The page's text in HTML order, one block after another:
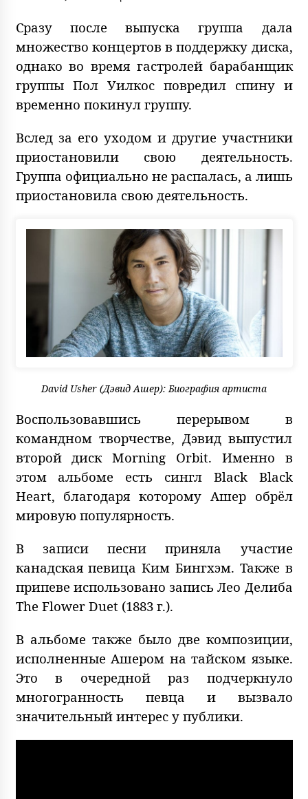
Сразу после выпуска группа дала
множество концертов в поддержку диска,
однако во время гастролей барабанщик
группы Пол Уилкос повредил спину и
временно покинул группу.
Вслед за его уходом и другие участники
приостановили свою деятельность.
Группа официально не распалась, а лишь
приостановила свою деятельность.
David Usher (Дэвид Ашер): Биография артиста
Воспользовавшись перерывом в
командном творчестве, Дэвид выпустил
второй диск Morning Orbit. Именно в
этом альбоме есть сингл Black Black
Heart, благодаря которому Ашер обрёл
мировую популярность.
В записи песни приняла участие
канадская певица Ким Бингхэм. Также в
припеве использовано запись Лео Делиба
The Flower Duet (1883 г.).
В альбоме также было две композиции,
исполненные Ашером на тайском языке.
Это в очередной раз подчеркнуло
многогранность певца и вызвало
значительный интерес у публики.